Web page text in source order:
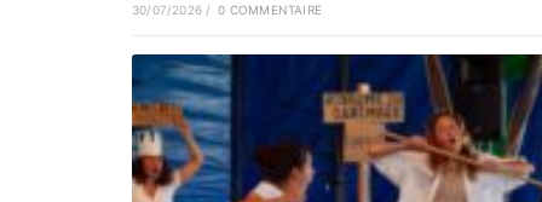
30/07/2026 / 0 COMMENTAIRE